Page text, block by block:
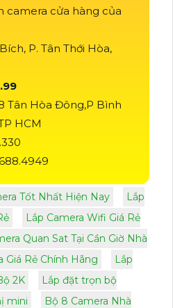
camera cửa hàng của
P. Tân Thới Hòa,
Tân Hòa Đông,P Bình
HCM
Tốt Nhất Hiện Nay
Lắp
Lắp Camera Wifi Giá Rẻ
Quan Sat Tại Cần Giờ Nhà
Giá Rẻ Chính Hãng
Lắp
2K
Lắp đặt trọn bộ
mini
Bộ 8 Camera Nhà